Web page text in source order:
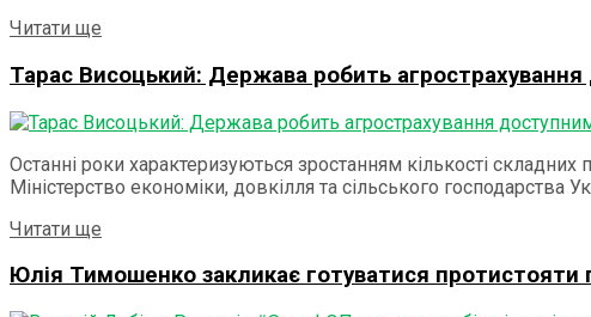
Читати ще
Тарас Висоцький: Держава робить агрострахування
Останні роки характеризуються зростанням кількості
Міністерство економіки, довкілля та сільського господарства
Читати ще
Юлія Тимошенко закликає готуватися протистояти